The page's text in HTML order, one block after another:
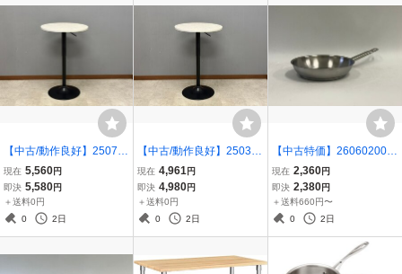
【中古/動作良好】250721
002 昇降式バーテーブル
スチールグレイ天板 黒脚
組立式 BT-01A 丸テーブ
ル カフェテーブル おしゃ
現在 5,560円
即決 5,580円
＋送料0円
0
2日
【中古/動作良好】250319
008 昇降式バーテーブル
スチールグレイ天板 黒脚
組立式 BT-01A 丸テーブ
ル カフェテーブル おしゃ
現在 4,961 円
即決 4,980円
＋送料0円
0
2日
【中古特価】260602002
業務用 ステンレスフライ
パン 24cm IH対応 直火対
応 フライパン キプロスタ
ー KIPROSTAR IHFP-24
現在 2,360円
即決 2,380円
＋送料660円〜
0
2日